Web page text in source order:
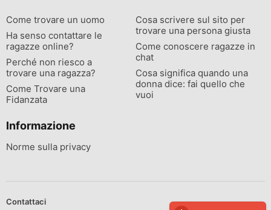
Come trovare un uomo
Ha senso contattare le
ragazze online?
Perché non riesco a
trovare una ragazza?
Come Trovare una
Fidanzata
Cosa scrivere sul sito per
trovare una persona giusta
Come conoscere ragazze in
chat
Cosa significa quando una
donna dice: fai quello che
vuoi
Informazione
Norme sulla privacy
Contattaci